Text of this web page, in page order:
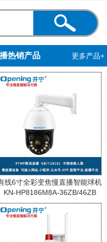
热销产品 更多产品+
线6寸全彩变焦慢直播智能球机
KN-HP8186M8A-36ZB/46ZB